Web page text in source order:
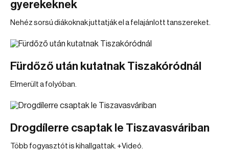
gyerekeknek
Nehéz sorsú diákoknak juttatják el a felajánlott tanszereket.
Fürdőző után kutatnak Tiszakóródnál
Elmerült a folyóban.
Drogdílerre csaptak le Tiszavasváriban
Több fogyasztót is kihallgattak. +Videó.